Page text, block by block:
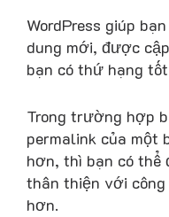
WordPress giúp
dung mới, được
bạn có thứ hạng
Trong trường hợp
permalink của một
hơn, thì bạn có thể
thân thiện với
hơn.